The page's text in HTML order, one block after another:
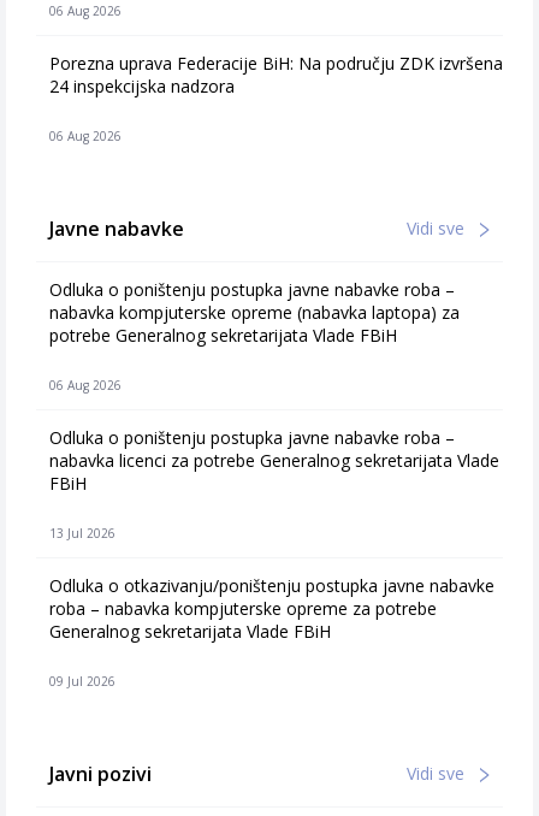
06 Aug 2026
Porezna uprava Federacije BiH: Na području ZDK izvršena
24 inspekcijska nadzora
06 Aug 2026
Javne nabavke Vidi sve
Odluka o poništenju postupka javne nabavke roba –
nabavka kompjuterske opreme (nabavka laptopa) za
potrebe Generalnog sekretarijata Vlade FBiH
06 Aug 2026
Odluka o poništenju postupka javne nabavke roba –
nabavka licenci za potrebe Generalnog sekretarijata Vlade
FBiH
13 Jul 2026
Odluka o otkazivanju/poništenju postupka javne nabavke
roba – nabavka kompjuterske opreme za potrebe
Generalnog sekretarijata Vlade FBiH
09 Jul 2026
Javni pozivi Vidi sve